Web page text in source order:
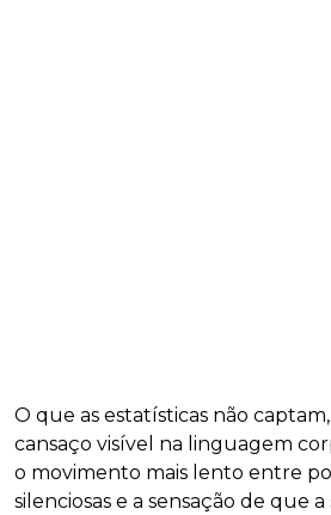
O que as estatísticas não
cansaço visível na linguagem
o movimento mais lento entre
silenciosas e a sensação de que